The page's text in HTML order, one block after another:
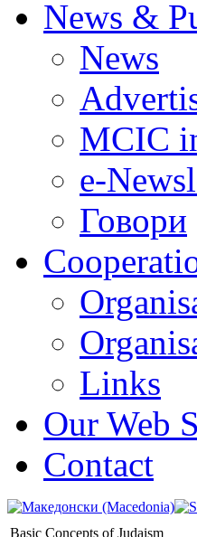
News &
News
MCIC
e-
Говори
Links
Our Web
Contact
Basic Concepts of Judaism